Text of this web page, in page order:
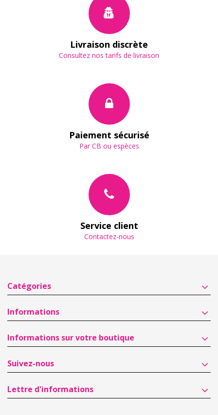
Livraison discrète
Consultez nos tarifs de livraison
Paiement sécurisé
Par CB ou espèces
Service client
Contactez-nous
Catégories
Informations
Informations sur votre boutique
Suivez-nous
Lettre d'informations